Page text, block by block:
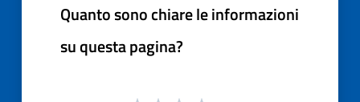
Quanto sono chiare le informazioni
su questa pagina?